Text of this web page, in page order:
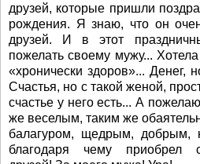
друзей, которые пришли
рождения. Я знаю, что он
друзей. И в этот
пожелать своему мужу...
«хронически здоров»... Денег,
Счастья, но с такой женой,
счастье у него есть... А
же веселым, таким же
балагуром, щедрым, добрым,
благодаря чему приобрел